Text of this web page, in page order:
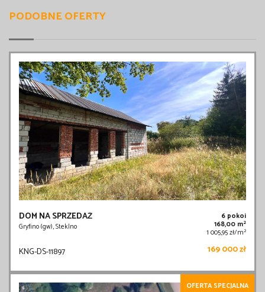
PODOBNE OFERTY
DOM NA SPRZEDAŻ
Gryfino (gw), Steklno
6 pokoi
168,00 m2
1 005,95 zł/m2
KNG-DS-11897 169 000 zł
OFERTA SPECJALNA